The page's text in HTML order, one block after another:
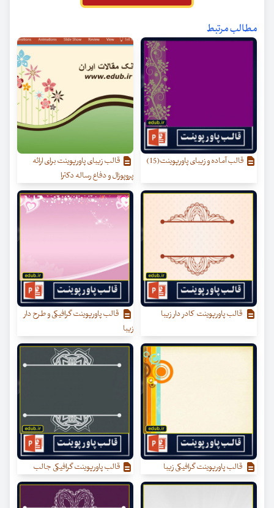
مطالب مرتبط
قالب آماده و زیبای پاورپوینت(15)
قالب زیبای پاورپوینت برای ارائه
پروپوزال و دفاع رساله دکترا
قالب پاورپوینت کادر دار زیبا
قالب پاورپوینت گرافیکی و طرح دار
زیبا
قالب پاورپوینت گرافیکی زیبا قالب پاورپوینت گرافیکی جالب